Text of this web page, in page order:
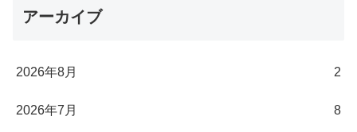
アーカイブ
2026年8月 2
2026年7月 8